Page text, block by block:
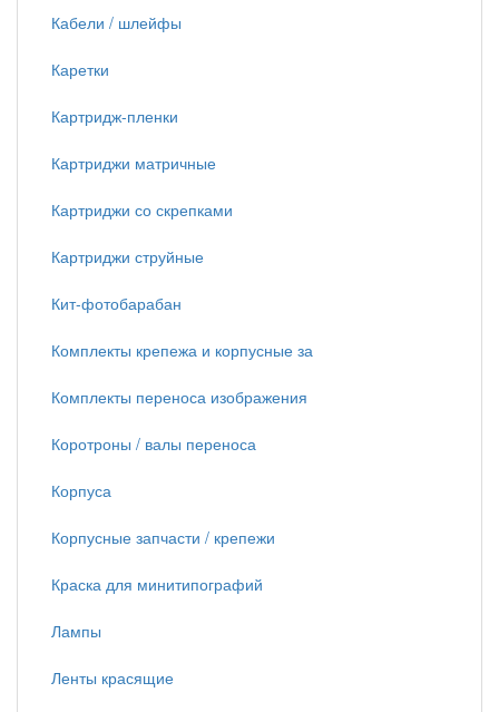
Кабели / шлейфы
Каретки
Картридж-пленки
Картриджи матричные
Картриджи со скрепками
Картриджи струйные
Кит-фотобарабан
Комплекты крепежа и корпусные за
Комплекты переноса изображения
Коротроны / валы переноса
Корпуса
Корпусные запчасти / крепежи
Краска для минитипографий
Лампы
Ленты красящие